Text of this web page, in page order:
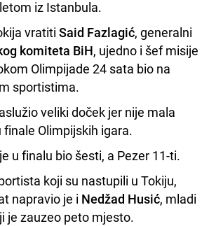
iz Istanbula.
vratiti Said Fazlagić, generalni
komiteta BiH, ujedno i šef misije
Olimpijade 24 sata bio na
sportistima.
veliki doček jer nije mala
Olimpijskih igara.
u finalu bio šesti, a Pezer 11-ti.
koji su nastupili u Tokiju,
napravio je i Nedžad Husić, mladi
je zauzeo peto mjesto.